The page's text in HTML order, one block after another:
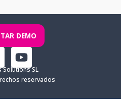
DEMO
Y
o
u
Solutions SL
reservados